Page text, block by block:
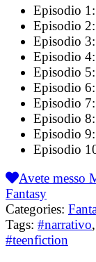
Episodio 1:
Episodio 2:
Episodio 3:
Episodio 4:
Episodio 5:
Episodio 6:
Episodio 7:
Episodio 8:
Episodio 9:
Episodio
Avete messo
Fantasy
Categories:
Tags: #narrativo,
#teenfiction